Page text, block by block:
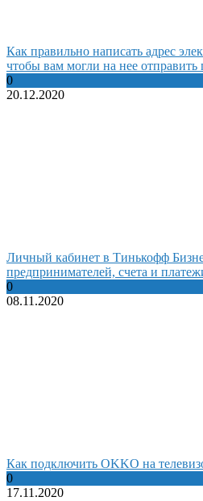
Как правильно написать адрес
чтобы вам могли на нее
0
20.12.2020
Личный кабинет в Тинькофф
предпринимателей, счета и
0
08.11.2020
Как подключить OKKO на
0
17.11.2020